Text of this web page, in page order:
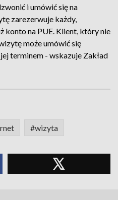
i umówić się na
zarezerwuje każdy,
konto na PUE. Klient, który nie
może umówić się
terminem - wskazuje Zakład
#wizyta